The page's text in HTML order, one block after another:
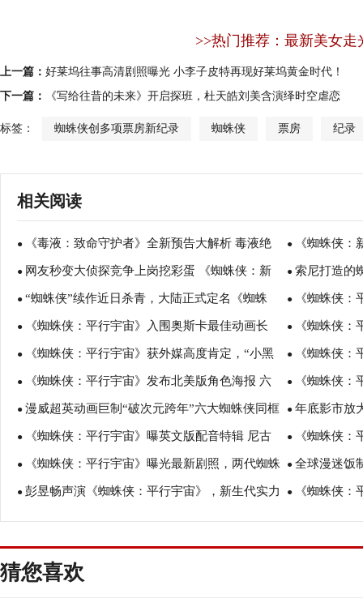
>>热门推荐：最新美女走
上一篇： 好莱坞往事高清剧照曝光 小李子皮特再现好莱坞黄金时代！
下一篇：
《写给往昔的未来》开启探班，杜天皓刘美含演绎时空虐恋
标签： 蜘蛛侠创多项票房新纪录 蜘蛛侠 票房 纪录
相关阅读
● 《毒液：致命守护者》全新预告大解析 毒液绝
不只是“蜘蛛侠最强宿敌”
● 《蜘蛛侠
获超能力
● 网友秒变大侦探竞争上岗挖彩蛋 《蜘蛛侠：新
纪元》正式预告引热议
● 索尼打造的
● “蜘蛛侠”续作近日杀青，大陆正式定名《蜘蛛
侠：英雄远征》
● 《蜘蛛侠
少年英雄情窦
● 《蜘蛛侠：平行宇宙》入围奥斯卡最佳动画长
片，六个蜘蛛侠将跨宇宙同框
● 《蜘蛛侠
开启蜘蛛侠新
● 《蜘蛛侠：平行宇宙》获外媒高度肯定，“小黑
蛛”备受关注
● 《蜘蛛侠
齐亮相
● 《蜘蛛侠：平行宇宙》发布北美版角色海报 六
位蜘蛛侠首次同框大银幕
● 《蜘蛛侠
启团战模式
● 漫威超英动画巨制“破次元跨年”六大蜘蛛侠同框
《蜘蛛侠：平行宇宙》定档12月21日
● 年底影市放
行宇宙》昨日
● 《蜘蛛侠：平行宇宙》曝英文版配音特辑 尼古
拉斯·凯奇领衔
● 《蜘蛛侠
2》成为明年
● 《蜘蛛侠：平行宇宙》曝光最新剧照，两代蜘蛛
侠历史性会面
● 全球漫迷饭
风格各异粉丝
● 彭昱畅声演《蜘蛛侠：平行宇宙》，新生代实力
派演员变身“小黑蛛”
● 《蜘蛛侠
畅现身送精美
猜您喜欢